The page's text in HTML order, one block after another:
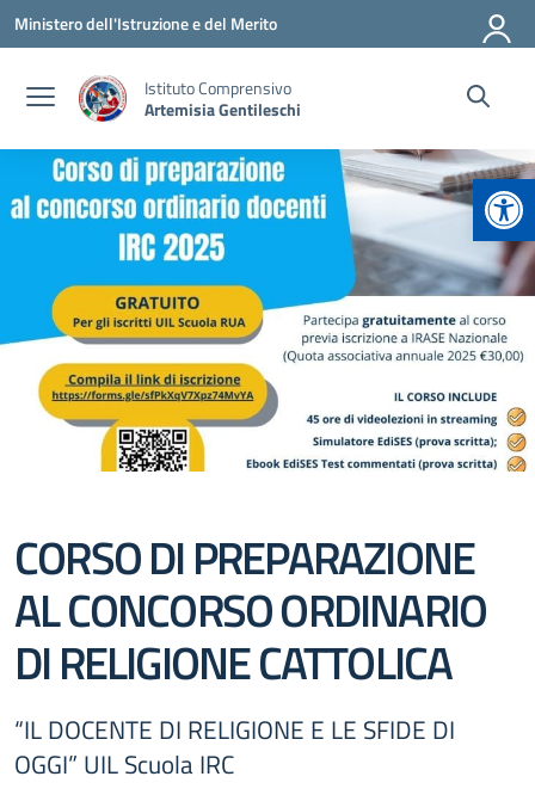
Vai ai contenuti
Vai al menu di navigazione
Vai al footer
Ministero dell'Istruzione e del Merito
Istituto Comprensivo
Artemisia Gentileschi
CORSO DI PREPARAZIONE
AL CONCORSO ORDINARIO
DI RELIGIONE CATTOLICA
“IL DOCENTE DI RELIGIONE E LE SFIDE DI
OGGI” UIL Scuola IRC